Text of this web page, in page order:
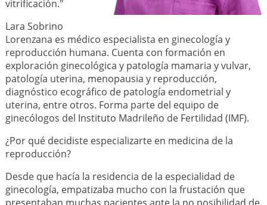
vitrificación."
Lara Sobrino
Lorenzana es médico especialista en ginecología y
reproducción humana. Cuenta con formación en
exploración ginecológica y patología mamaria y vulvar,
patología uterina, menopausia y reproducción,
diagnóstico ecográfico de patología endometrial y
uterina, entre otros. Forma parte del equipo de
ginecólogos del Instituto Madrileño de Fertilidad (IMF).
¿Por qué decidiste especializarte en medicina de la
reproducción?
Desde que hacía la residencia de la especialidad de
ginecología, empatizaba mucho con la frustación que